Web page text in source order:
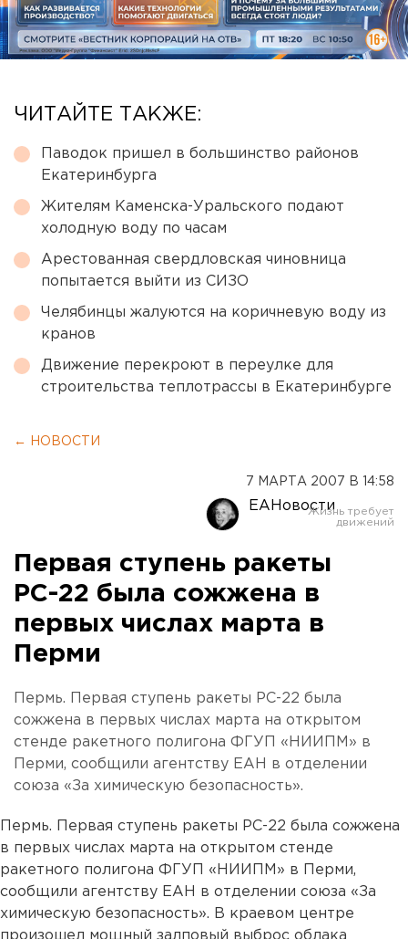
ЧИТАЙТЕ ТАКЖЕ:
Паводок пришел в большинство районов
Екатеринбурга
Жителям Каменска-Уральского подают
холодную воду по часам
Арестованная свердловская чиновница
попытается выйти из СИЗО
Челябинцы жалуются на коричневую воду из
кранов
Движение перекроют в переулке для
строительства теплотрассы в Екатеринбурге
← НОВОСТИ
7 МАРТА 2007 В 14:58
ЕАНовости
Первая ступень ракеты
РС-22 была сожжена в
первых числах марта в
Перми
Пермь. Первая ступень ракеты РС-22 была
сожжена в первых числах марта на открытом
стенде ракетного полигона ФГУП «НИИПМ» в
Перми, сообщили агентству ЕАН в отделении
союза «За химическую безопасность».
Пермь. Первая ступень ракеты РС-22 была сожжена
в первых числах марта на открытом стенде
ракетного полигона ФГУП «НИИПМ» в Перми,
сообщили агентству ЕАН в отделении союза «За
химическую безопасность». В краевом центре
произошел мощный залповый выброс облака